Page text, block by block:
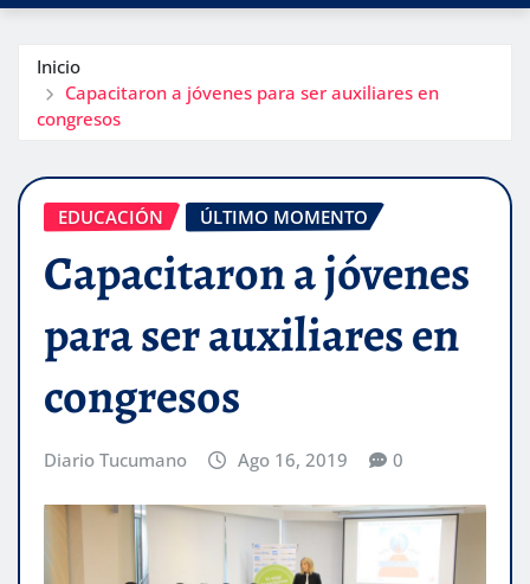
Inicio
Capacitaron a jóvenes para ser auxiliares en
congresos
EDUCACIÓN ÚLTIMO MOMENTO
Capacitaron a jóvenes
para ser auxiliares en
congresos
Diario Tucumano Ago 16, 2019 0